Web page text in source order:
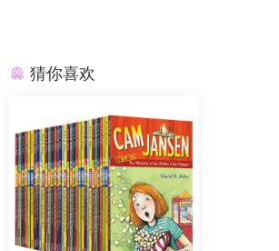
猜你喜欢